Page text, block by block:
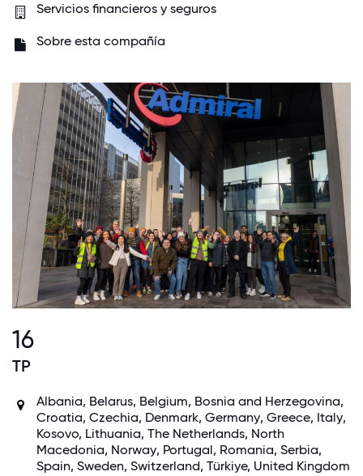
Servicios financieros y seguros
Sobre esta compañía
16
TP
Albania, Belarus, Belgium, Bosnia and Herzegovina,
Croatia, Czechia, Denmark, Germany, Greece, Italy,
Kosovo, Lithuania, The Netherlands, North
Macedonia, Norway, Portugal, Romania, Serbia,
Spain, Sweden, Switzerland, Türkiye, United Kingdom